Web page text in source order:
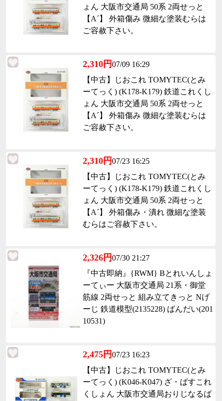
ょん 大阪市交通局 50系 2両せっと
【A´】 外箱傷み 微細な塗装むらは
ご容赦下さい。
2,310円07/09 16:29
【中古】じおこれ TOMYTEC(とみ
ーてっく) (K178-K179) 鉄道これくし
ょん 大阪市交通局 50系 2両せっと
【A´】 外箱傷み 微細な塗装むらは
ご容赦下さい。
2,310円07/23 16:25
【中古】じおこれ TOMYTEC(とみ
ーてっく) (K178-K179) 鉄道これくし
ょん 大阪市交通局 50系 2両せっと
【A´】 外箱傷み・潰れ 微細な塗装
むらはご容赦下さい。
2,326円07/30 21:27
『中古即納』{RWM} Bとれいんしょ
ーてぃー 大阪市交通局 21系・御堂
筋線 2両せっと 組み立てきっと Nげ
ーじ 鉄道模型(2135228) ばんだい(201
10531)
2,475円07/23 16:23
【中古】じおこれ TOMYTEC(とみ
ーてっく) (K046-K047) ざ・ばすこれ
くしょん 大阪市交通局おりじなるば